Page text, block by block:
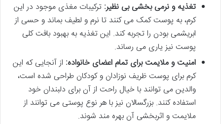
تغذیه و نرمی بخشی بی نظیر: ترکیبات مغذی موجود در این
کرم، به پوست کمک می کنند تا نرم و لطیف بماند و حسی از
ابریشمی بودن را تجربه کند. این تغذیه به بهبود بافت کلی
پوست نیز یاری می رساند.
امنیت و ملایمت برای تمام اعضای خانواده: از آنجایی که این
کرم برای پوست ظریف نوزادان و کودکان طراحی شده است،
والدین می توانند با خیال راحت از آن برای دلبندان خود
استفاده کنند. بزرگسالان نیز با هر نوع پوستی می توانند از
ملایمت و اثربخشی آن بهره مند شوند.